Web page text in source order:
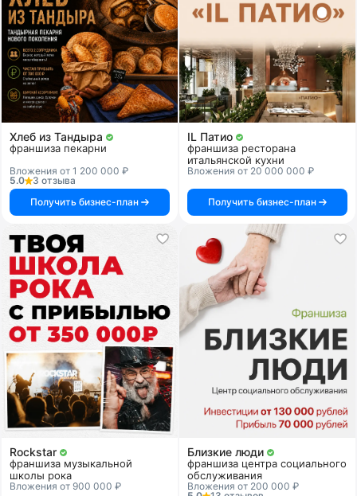
Хлеб из Тандыра
франшиза пекарни
Вложения от 1 200 000 ₽
5.0
3 отзыва
Получить бизнес-план
IL Патио
франшиза ресторана
итальянской кухни
Вложения от 20 000 000 ₽
Получить бизнес-план
Rockstar
франшиза музыкальной
школы рока
Вложения от 900 000 ₽
Близкие люди
франшиза центра социального
обслуживания
Вложения от 200 000 ₽